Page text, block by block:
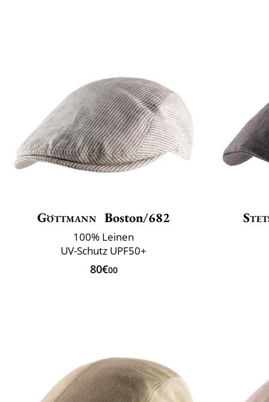
Göttmann Boston/682
100% Leinen
UV-Schutz UPF50+
80€00